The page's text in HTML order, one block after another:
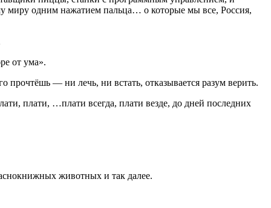
миру одним нажатием пальца… о которые мы все, Россия,
от ума».
— ни лечь, ни встать, отказывается разум верить.
плати, …плати всегда, плати везде, до дней последних
животных и так далее.